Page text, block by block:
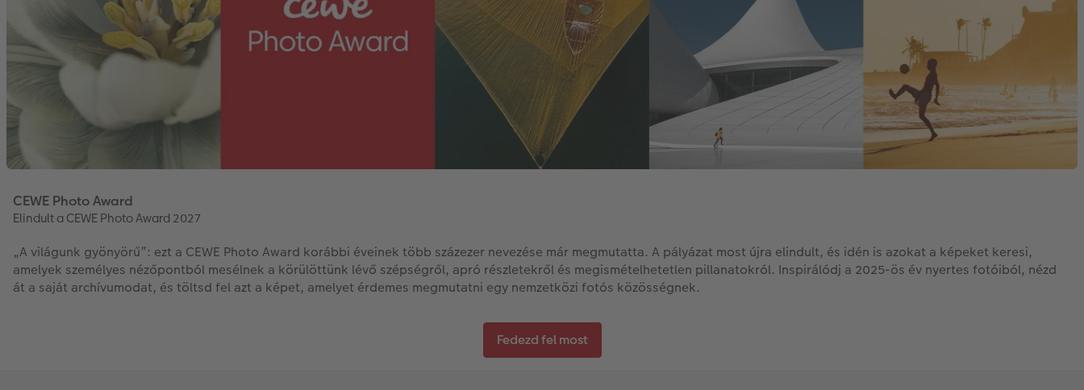
CEWE Photo Award
Elindult a CEWE Photo Award 2027
„A világunk gyönyörű”: ezt a CEWE Photo Award korábbi éveinek több százezer nevezése már megmutatta. A pályázat most újra elindult, és idén is azokat a képeket keresi,
amelyek személyes nézőpontból mesélnek a körülöttünk lévő szépségről, apró részletekről és megismételhetetlen pillanatokról. Inspirálódj a 2025-ös év nyertes fotóiból, nézd
át a saját archívumodat, és töltsd fel azt a képet, amelyet érdemes megmutatni egy nemzetközi fotós közösségnek.
Fedezd fel most